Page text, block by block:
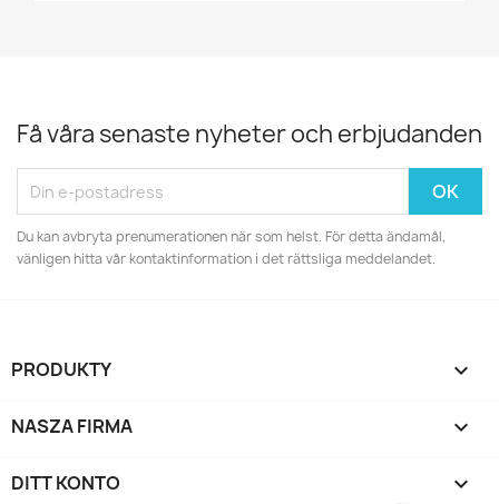
Få våra senaste nyheter och erbjudanden
Du kan avbryta prenumerationen när som helst. För detta ändamål,
vänligen hitta vår kontaktinformation i det rättsliga meddelandet.
PRODUKTY 
NASZA FIRMA 
DITT KONTO 